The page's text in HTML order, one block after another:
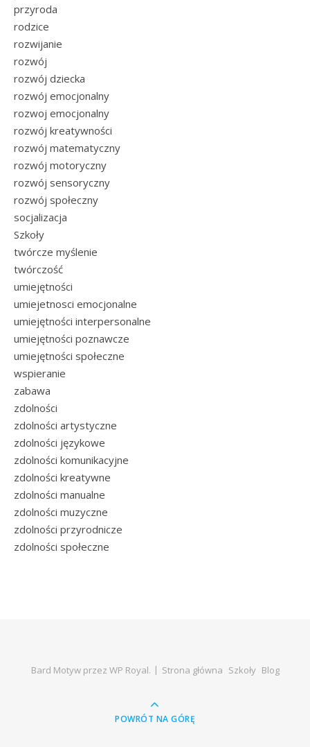
przyroda
rodzice
rozwijanie
rozwój
rozwój dziecka
rozwój emocjonalny
rozwoj emocjonalny
rozwój kreatywności
rozwój matematyczny
rozwój motoryczny
rozwój sensoryczny
rozwój społeczny
socjalizacja
Szkoły
twórcze myślenie
twórczość
umiejętności
umiejetnosci emocjonalne
umiejętności interpersonalne
umiejętności poznawcze
umiejętności społeczne
wspieranie
zabawa
zdolności
zdolności artystyczne
zdolności językowe
zdolności komunikacyjne
zdolności kreatywne
zdolności manualne
zdolności muzyczne
zdolności przyrodnicze
zdolności społeczne
Bard Motyw przez WP Royal. Strona główna Szkoły Blog
POWRÓT NA GÓRĘ